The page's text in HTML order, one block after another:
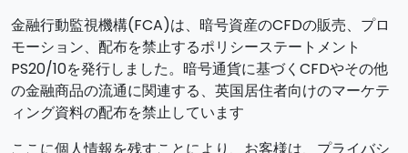
金融行動監視機構(FCA)は、暗号資産のCFDの販売、プロ
モーション、配布を禁止するポリシーステートメント
PS20/10を発行しました。暗号通貨に基づくCFDやその他
の金融商品の流通に関連する、英国居住者向けのマーケテ
ィング資料の配布を禁止しています